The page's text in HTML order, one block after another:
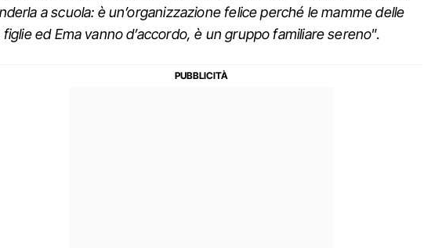
a scuola: è un’organizzazione felice perché le mamme delle
figlie ed Ema vanno d’accordo, è un gruppo familiare sereno”.